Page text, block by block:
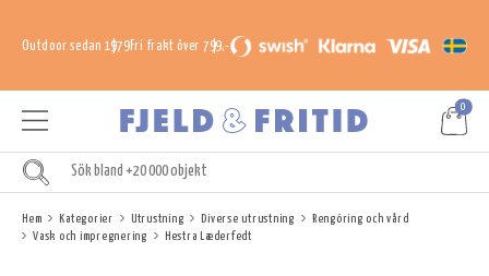
Outdoor sedan 1979Fri frakt över 799,-
0
Hem Kategorier Utrustning Diverse utrustning
Rengöring och vård
Vask och impregnering
Hestra Læderfedt